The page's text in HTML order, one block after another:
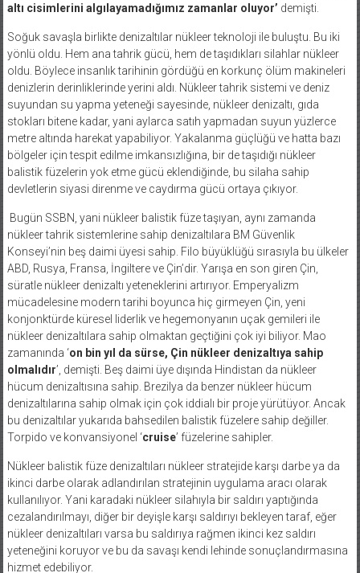
altı cisimlerini algılayamadığımız zamanlar oluyor’ demişti.
Soğuk savaşla birlikte denizaltılar nükleer teknoloji ile buluştu. Bu iki
yönlü oldu. Hem ana tahrik gücü, hem de taşıdıkları silahlar nükleer
oldu. Böylece insanlık tarihinin gördüğü en korkunç ölüm makineleri
denizlerin derinliklerinde yerini aldı. Nükleer tahrik sistemi ve deniz
suyundan su yapma yeteneği sayesinde, nükleer denizaltı, gıda
stokları bitene kadar, yani aylarca satıh yapmadan suyun yüzlerce
metre altında harekat yapabiliyor. Yakalanma güçlüğü ve hatta bazı
bölgeler için tespit edilme imkansızlığına, bir de taşıdığı nükleer
balistik füzelerin yok etme gücü eklendiğinde, bu silaha sahip
devletlerin siyasi direnme ve caydırma gücü ortaya çıkıyor.
Bugün SSBN, yani nükleer balistik füze taşıyan, aynı zamanda
nükleer tahrik sistemlerine sahip denizaltılara BM Güvenlik
Konseyi’nin beş daimi üyesi sahip. Filo büyüklüğü sırasıyla bu ülkeler
ABD, Rusya, Fransa, İngiltere ve Çin’dir. Yarışa en son giren Çin,
süratle nükleer denizaltı yeteneklerini artırıyor. Emperyalizm
mücadelesine modern tarihi boyunca hiç girmeyen Çin, yeni
konjonktürde küresel liderlik ve hegemonyanın uçak gemileri ile
nükleer denizaltılara sahip olmaktan geçtiğini çok iyi biliyor. Mao
zamanında ‘on bin yıl da sürse, Çin nükleer denizaltıya sahip
olmalıdır’, demişti. Beş daimi üye dışında Hindistan da nükleer
hücum denizaltısına sahip. Brezilya da benzer nükleer hücum
denizaltılarına sahip olmak için çok iddialı bir proje yürütüyor. Ancak
bu denizaltılar yukarıda bahsedilen balistik füzelere sahip değiller.
Torpido ve konvansiyonel ‘cruise’ füzelerine sahipler.
Nükleer balistik füze denizaltıları nükleer stratejide karşı darbe ya da
ikinci darbe olarak adlandırılan stratejinin uygulama aracı olarak
kullanılıyor. Yani karadaki nükleer silahıyla bir saldırı yaptığında
cezalandırılmayı, diğer bir deyişle karşı saldırıyı bekleyen taraf, eğer
nükleer denizaltıları varsa bu saldırıya rağmen ikinci kez saldırı
yeteneğini koruyor ve bu da savaşı kendi lehinde sonuçlandırmasına
hizmet edebiliyor.